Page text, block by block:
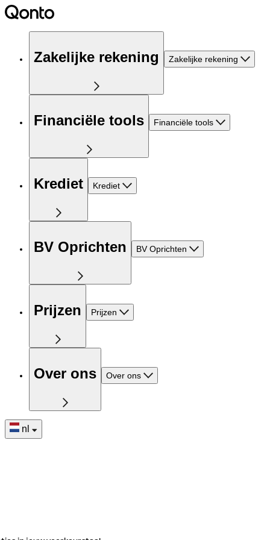
Zakelijke rekening Zakelijke rekening
Financiële tools Financiële tools
Krediet Krediet
BV Oprichten BV Oprichten
Prijzen Prijzen
Over ons Over ons
nl